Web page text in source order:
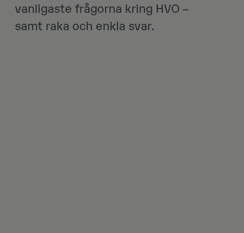
vanligaste frågorna kring HVO –
samt raka och enkla svar.